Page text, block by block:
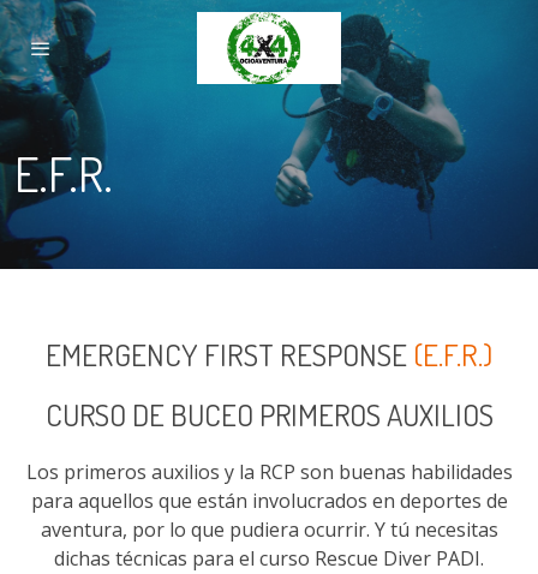
E.F.R.
EMERGENCY FIRST RESPONSE (E.F.R.)
CURSO DE BUCEO PRIMEROS AUXILIOS
Los primeros auxilios y la RCP son buenas habilidades
para aquellos que están involucrados en deportes de
aventura, por lo que pudiera ocurrir. Y tú necesitas
dichas técnicas para el curso Rescue Diver PADI.